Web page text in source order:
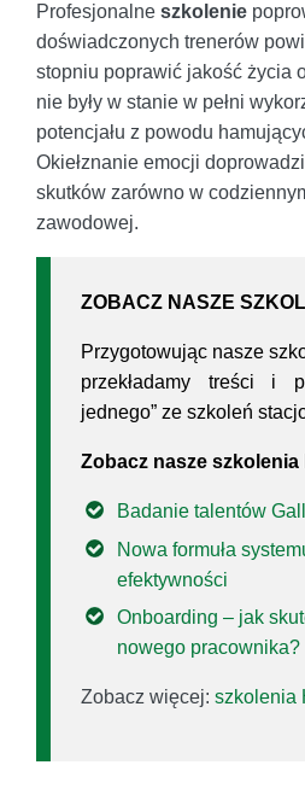
Profesjonalne szkolenie
doświadczonych trenerów
stopniu poprawić jakość życia
nie były w stanie w pełni
potencjału z powodu
Okiełznanie emocji
skutków zarówno w
zawodowej.
ZOBACZ NASZE
Przygotowując nasze
przekładamy treści i
jednego” ze szkoleń
Zobacz nasze szkolenia
Badanie talentów
Nowa formuła
efektywności
Onboarding – jak
nowego pracownika?
Zobacz więcej: szkolenia